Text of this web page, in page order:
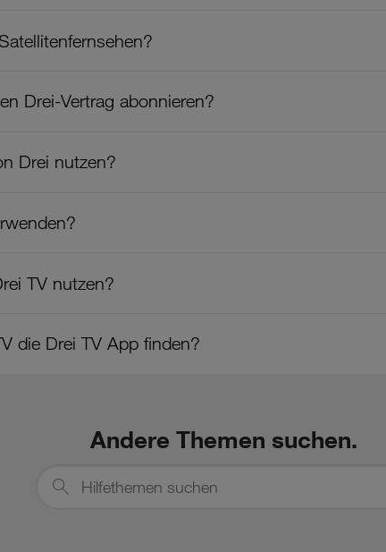
Drei-Vertrag abonnieren?
Drei nutzen?
TV nutzen?
die Drei TV App finden?
Andere Themen suchen.
suchen